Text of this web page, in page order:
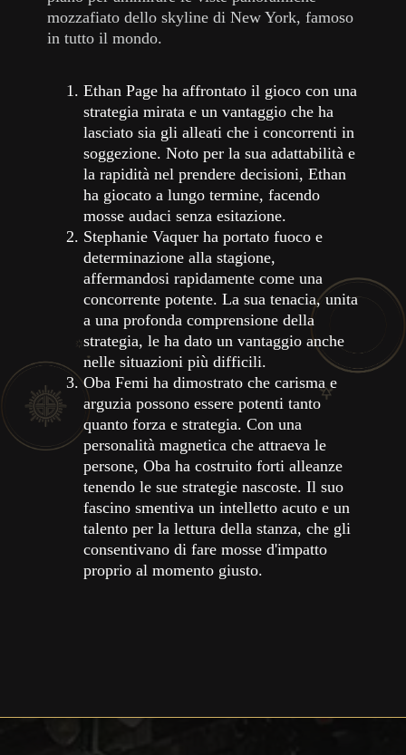
mozzafiato dello skyline di New York, famoso
in tutto il mondo.
Ethan Page ha affrontato il gioco con una
strategia mirata e un vantaggio che ha
lasciato sia gli alleati che i concorrenti in
soggezione. Noto per la sua adattabilità e
la rapidità nel prendere decisioni, Ethan
ha giocato a lungo termine, facendo
mosse audaci senza esitazione.
Stephanie Vaquer ha portato fuoco e
determinazione alla stagione,
affermandosi rapidamente come una
concorrente potente. La sua tenacia, unita
a una profonda comprensione della
strategia, le ha dato un vantaggio anche
nelle situazioni più difficili.
Oba Femi ha dimostrato che carisma e
arguzia possono essere potenti tanto
quanto forza e strategia. Con una
personalità magnetica che attraeva le
persone, Oba ha costruito forti alleanze
tenendo le sue strategie nascoste. Il suo
fascino smentiva un intelletto acuto e un
talento per la lettura della stanza, che gli
consentivano di fare mosse d'impatto
proprio al momento giusto.